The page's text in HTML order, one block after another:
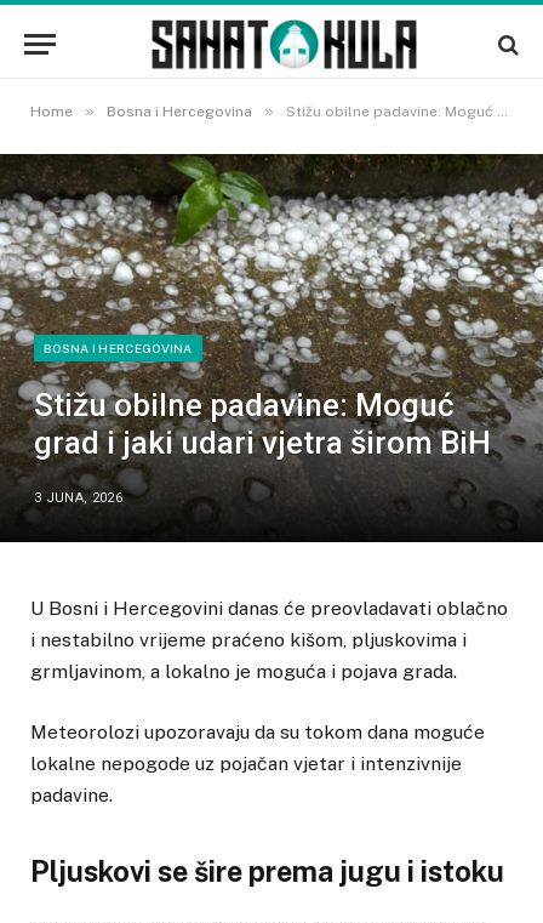
Home » Bosna i Hercegovina » Stižu obilne padavine: Moguć grad i jaki udari vjetra širom BiH
BOSNA I HERCEGOVINA
Stižu obilne padavine: Moguć
grad i jaki udari vjetra širom BiH
3 JUNA, 2026
U Bosni i Hercegovini danas će preovladavati oblačno
i nestabilno vrijeme praćeno kišom, pljuskovima i
grmljavinom, a lokalno je moguća i pojava grada.
Meteorolozi upozoravaju da su tokom dana moguće
lokalne nepogode uz pojačan vjetar i intenzivnije
padavine.
Pljuskovi se šire prema jugu i istoku